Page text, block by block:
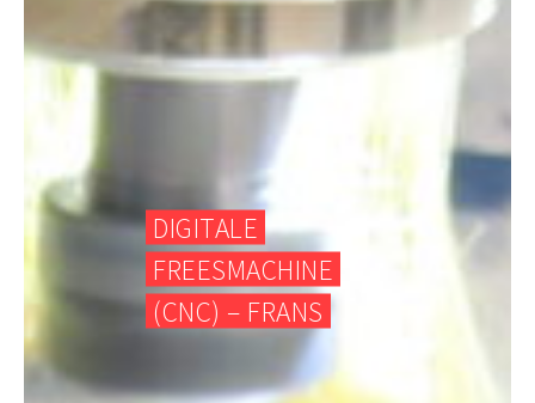
DIGITALE
FREESMACHINE
(CNC) – FRANS